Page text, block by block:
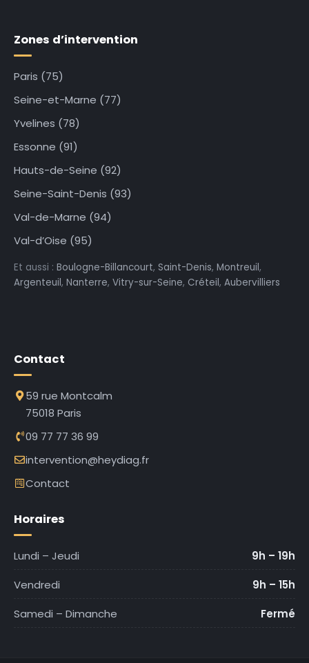
Zones d’intervention
Paris (75)
Seine-et-Marne (77)
Yvelines (78)
Essonne (91)
Hauts-de-Seine (92)
Seine-Saint-Denis (93)
Val-de-Marne (94)
Val-d’Oise (95)
Et aussi : Boulogne-Billancourt, Saint-Denis, Montreuil,
Argenteuil, Nanterre, Vitry-sur-Seine, Créteil, Aubervilliers
Contact
59 rue Montcalm
75018 Paris
09 77 77 36 99
intervention@heydiag.fr
Contact
Horaires
Lundi – Jeudi
9h – 19h
Vendredi
9h – 15h
Samedi – Dimanche
Fermé